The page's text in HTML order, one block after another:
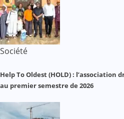
Société
Help To Oldest (HOLD) :
au premier semestre de 2026